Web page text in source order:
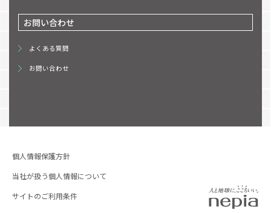
お問い合わせ
よくある質問
お問い合わせ
個人情報保護方針
当社が扱う個人情報について
サイトのご利用条件